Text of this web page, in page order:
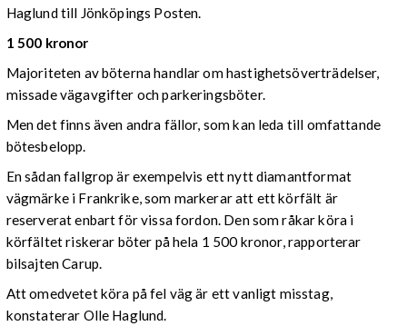
Haglund till Jönköpings Posten.
1 500 kronor
Majoriteten av böterna handlar om hastighetsöverträdelser,
missade vägavgifter och parkeringsböter.
Men det finns även andra fällor, som kan leda till omfattande
bötesbelopp.
En sådan fallgrop är exempelvis ett nytt diamantformat
vägmärke i Frankrike, som markerar att ett körfält är
reserverat enbart för vissa fordon. Den som råkar köra i
körfältet riskerar böter på hela 1 500 kronor, rapporterar
bilsajten Carup.
Att omedvetet köra på fel väg är ett vanligt misstag,
konstaterar Olle Haglund.